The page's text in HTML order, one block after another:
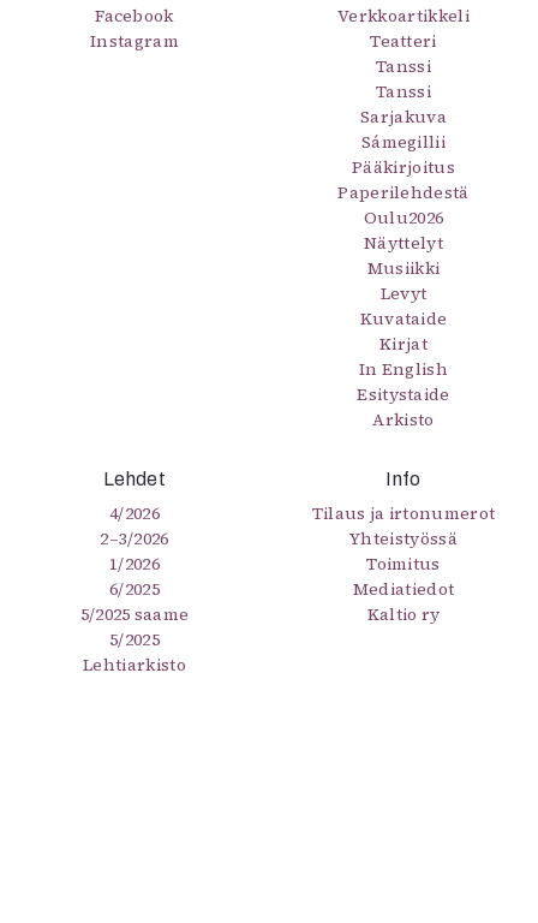
Facebook
Instagram
Verkkoartikkeli
Teatteri
Tanssi
Tanssi
Sarjakuva
Sámegillii
Pääkirjoitus
Paperilehdestä
Oulu2026
Näyttelyt
Musiikki
Levyt
Kuvataide
Kirjat
In English
Esitystaide
Arkisto
Lehdet
4/2026
2–3/2026
1/2026
6/2025
5/2025 saame
5/2025
Lehtiarkisto
Info
Tilaus ja irtonumerot
Yhteistyössä
Toimitus
Mediatiedot
Kaltio ry